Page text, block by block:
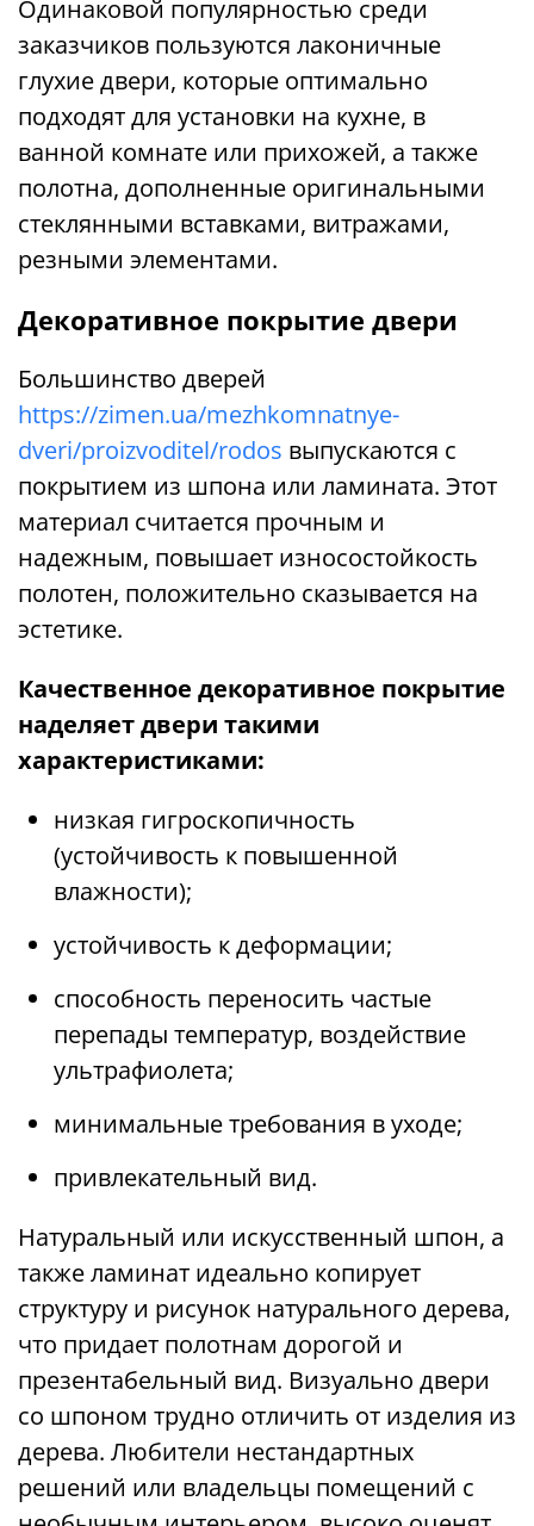
Одинаковой популярностью среди
заказчиков пользуются лаконичные
глухие двери, которые оптимально
подходят для установки на кухне, в
ванной комнате или прихожей, а также
полотна, дополненные оригинальными
стеклянными вставками, витражами,
резными элементами.
Декоративное покрытие двери
Большинство дверей
https://zimen.ua/mezhkomnatnye-
dveri/proizvoditel/rodos выпускаются с
покрытием из шпона или ламината. Этот
материал считается прочным и
надежным, повышает износостойкость
полотен, положительно сказывается на
эстетике.
Качественное декоративное покрытие
наделяет двери такими
характеристиками:
низкая гигроскопичность
(устойчивость к повышенной
влажности);
устойчивость к деформации;
способность переносить частые
перепады температур, воздействие
ультрафиолета;
минимальные требования в уходе;
привлекательный вид.
Натуральный или искусственный шпон, а
также ламинат идеально копирует
структуру и рисунок натурального дерева,
что придает полотнам дорогой и
презентабельный вид. Визуально двери
со шпоном трудно отличить от изделия из
дерева. Любители нестандартных
решений или владельцы помещений с